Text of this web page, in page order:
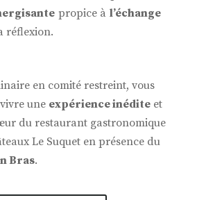
propice àl’échange
réflexion.
en comité restreint, vous
une expérience inéditeet
du restaurant gastronomique
Le Suquet en présence du
Bras.